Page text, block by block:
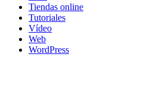
Tiendas online
Tutoriales
Vídeo
Web
WordPress